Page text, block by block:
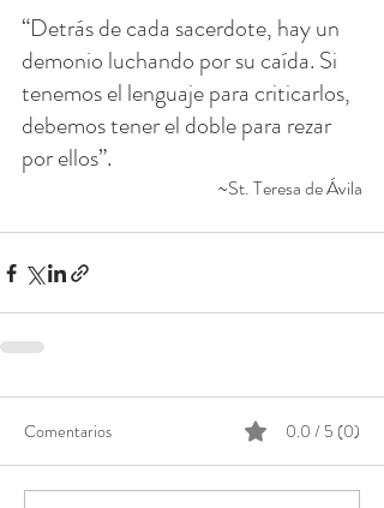
“Detrás de cada sacerdote, hay un
demonio luchando por su caída. Si
tenemos el lenguaje para criticarlos,
debemos tener el doble para rezar
por ellos”.
~St. Teresa de Ávila
Comentarios 0.0 / 5 (0)